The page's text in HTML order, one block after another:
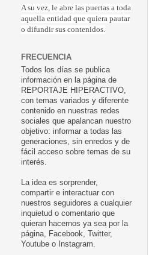
A su vez, le abre las puertas a toda
aquella entidad que quiera pautar
o difundir sus contenidos.
FRECUENCIA
Todos los días se publica
información en la página de
REPORTAJE HIPERACTIVO,
con temas variados y diferente
contenido en nuestras redes
sociales que apalancan nuestro
objetivo: informar a todas las
generaciones, sin enredos y de
fácil acceso sobre temas de su
interés.
La idea es sorprender,
compartir e interactuar con
nuestros seguidores a cualquier
inquietud o comentario que
quieran hacernos ya sea por la
página, Facebook, Twitter,
Youtube o Instagram.